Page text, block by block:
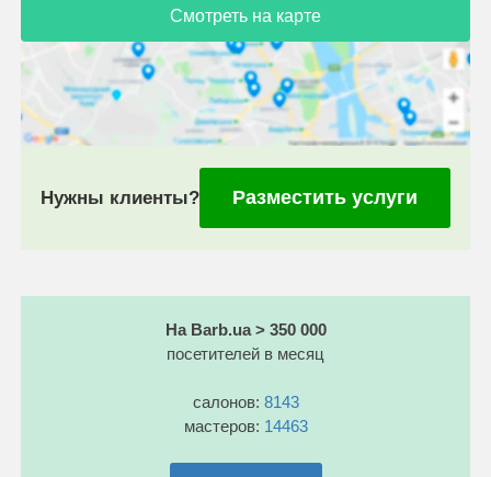
Смотреть на карте
Нужны клиенты? Разместить услуги
На Barb.ua > 350 000
посетителей в месяц
салонов: 8143
мастеров: 14463